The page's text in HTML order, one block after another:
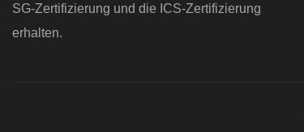
SG-Zertifizierung und die ICS-Zertifizierung
erhalten.